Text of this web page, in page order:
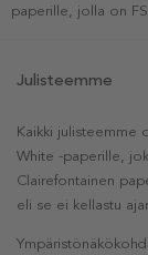
paperille, jolla on
Julisteemme
Kaikki julisteemme
White -paperille,
Clairefontainen
eli se ei kellastu